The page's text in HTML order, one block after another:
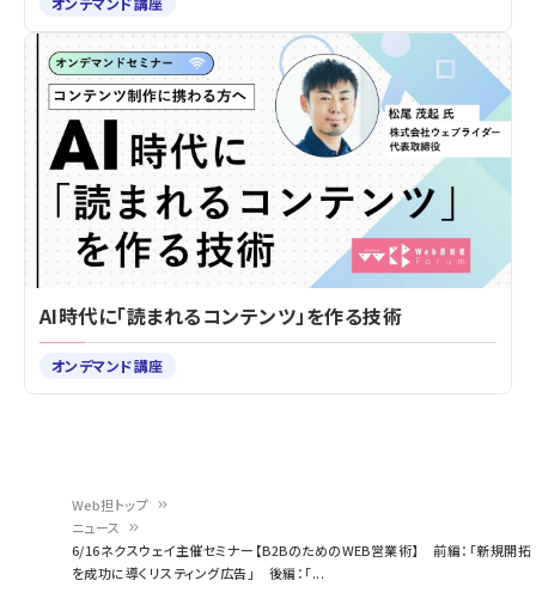
Web担トップ
ニュース
6/16ネクスウェイ主催セミナー【B2BのためのWEB営業術】 前編：「新規開拓
を成功に導くリスティング広告」 後編：「...
AI時代に「読まれるコンテンツ」を作る技術
オンデマンド講座